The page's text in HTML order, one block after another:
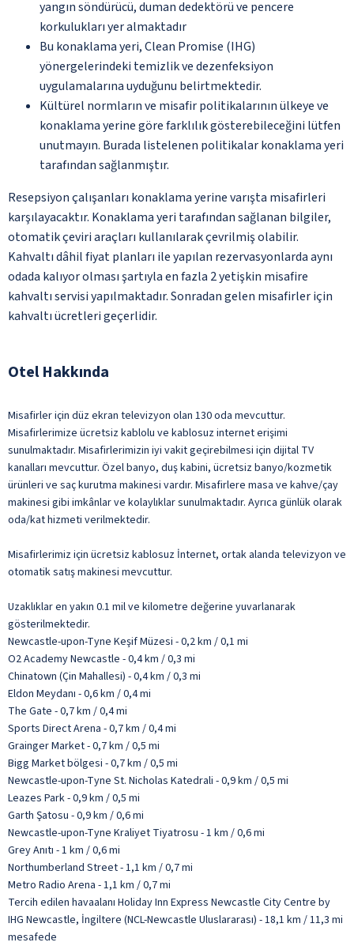
yangın söndürücü, duman dedektörü ve pencere
korkulukları yer almaktadır
Bu konaklama yeri, Clean Promise (IHG)
yönergelerindeki temizlik ve dezenfeksiyon
uygulamalarına uyduğunu belirtmektedir.
Kültürel normların ve misafir politikalarının ülkeye ve
konaklama yerine göre farklılık gösterebileceğini lütfen
unutmayın. Burada listelenen politikalar konaklama yeri
tarafından sağlanmıştır.
Resepsiyon çalışanları konaklama yerine varışta misafirleri
karşılayacaktır. Konaklama yeri tarafından sağlanan bilgiler,
otomatik çeviri araçları kullanılarak çevrilmiş olabilir.
Kahvaltı dâhil fiyat planları ile yapılan rezervasyonlarda aynı
odada kalıyor olması şartıyla en fazla 2 yetişkin misafire
kahvaltı servisi yapılmaktadır. Sonradan gelen misafirler için
kahvaltı ücretleri geçerlidir.
Otel Hakkında
Misafirler için düz ekran televizyon olan 130 oda mevcuttur.
Misafirlerimize ücretsiz kablolu ve kablosuz internet erişimi
sunulmaktadır. Misafirlerimizin iyi vakit geçirebilmesi için dijital TV
kanalları mevcuttur. Özel banyo, duş kabini, ücretsiz banyo/kozmetik
ürünleri ve saç kurutma makinesi vardır. Misafirlere masa ve kahve/çay
makinesi gibi imkânlar ve kolaylıklar sunulmaktadır. Ayrıca günlük olarak
oda/kat hizmeti verilmektedir.
Misafirlerimiz için ücretsiz kablosuz İnternet, ortak alanda televizyon ve
otomatik satış makinesi mevcuttur.
Uzaklıklar en yakın 0.1 mil ve kilometre değerine yuvarlanarak
gösterilmektedir.
Newcastle-upon-Tyne Keşif Müzesi - 0,2 km / 0,1 mi
O2 Academy Newcastle - 0,4 km / 0,3 mi
Chinatown (Çin Mahallesi) - 0,4 km / 0,3 mi
Eldon Meydanı - 0,6 km / 0,4 mi
The Gate - 0,7 km / 0,4 mi
Sports Direct Arena - 0,7 km / 0,4 mi
Grainger Market - 0,7 km / 0,5 mi
Bigg Market bölgesi - 0,7 km / 0,5 mi
Newcastle-upon-Tyne St. Nicholas Katedrali - 0,9 km / 0,5 mi
Leazes Park - 0,9 km / 0,5 mi
Garth Şatosu - 0,9 km / 0,6 mi
Newcastle-upon-Tyne Kraliyet Tiyatrosu - 1 km / 0,6 mi
Grey Anıtı - 1 km / 0,6 mi
Northumberland Street - 1,1 km / 0,7 mi
Metro Radio Arena - 1,1 km / 0,7 mi
Tercih edilen havaalanı Holiday Inn Express Newcastle City Centre by
IHG Newcastle, İngiltere (NCL-Newcastle Uluslararası) - 18,1 km / 11,3 mi
mesafede